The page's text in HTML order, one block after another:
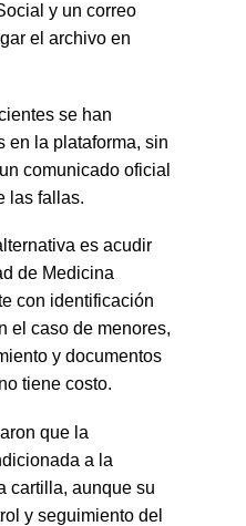
y un correo
el archivo en
se han
en la plataforma, sin
comunicado oficial
las fallas.
es acudir
de Medicina
con identificación
el caso de menores,
y documentos
tiene costo.
que la
a la
cartilla, aunque su
y seguimiento del